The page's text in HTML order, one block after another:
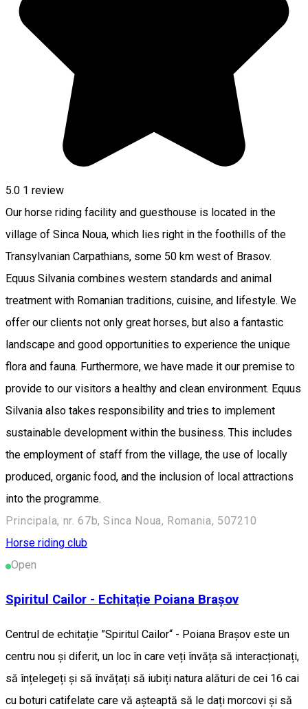
5.0 1 review
Our horse riding facility and guesthouse is located in the
village of Sinca Noua, which lies right in the foothills of the
Transylvanian Carpathians, some 50 km west of Brasov.
Equus Silvania combines western standards and animal
treatment with Romanian traditions, cuisine, and lifestyle. We
offer our clients not only great horses, but also a fantastic
landscape and good opportunities to experience the unique
flora and fauna. Furthermore, we have made it our premise to
provide to our visitors a healthy and clean environment. Equus
Silvania also takes responsibility and tries to implement
sustainable development within the business. This includes
the employment of staff from the village, the use of locally
produced, organic food, and the inclusion of local attractions
into the programme.
Principala, nr. 67b, Sinca Noua, Romania, 507210
Horse riding club
Open
Spiritul Cailor - Echitație Poiana Brașov
Centrul de echitație ”Spiritul Cailor“ - Poiana Brașov este un
centru nou și diferit, un loc în care veți învăța să interacționați,
să înțelegeți și să învățați să iubiți natura alături de cei 16 cai
cu boturi catifelate care vă așteaptă să le dați morcovi și să